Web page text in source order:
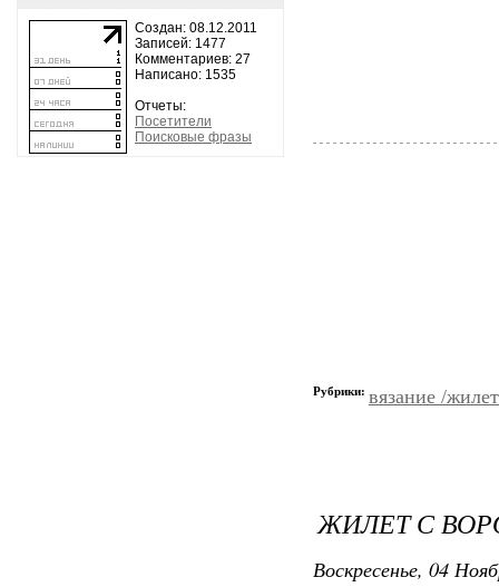
Создан: 08.12.2011
Записей: 1477
Комментариев: 27
Написано: 1535
Отчеты:
Посетители
Поисковые фразы
Рубрики: вязание /
ЖИЛЕТ С
Воскресенье, 04